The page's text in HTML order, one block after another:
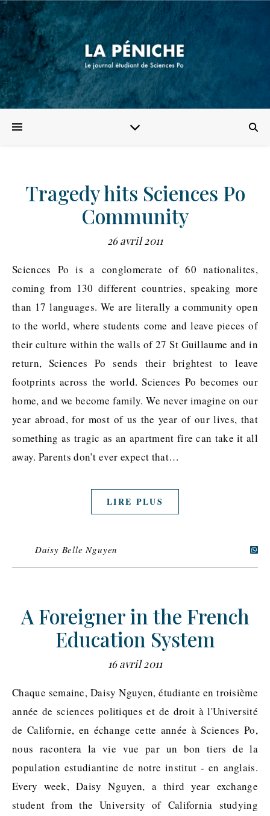
Tragedy hits Sciences Po
Community
26 avril 2011
Sciences Po is a conglomerate of 60 nationalites,
coming from 130 different countries, speaking more
than 17 languages. We are literally a community open
to the world, where students come and leave pieces of
their culture within the walls of 27 St Guillaume and in
return, Sciences Po sends their brightest to leave
footprints across the world. Sciences Po becomes our
home, and we become family. We never imagine on our
year abroad, for most of us the year of our lives, that
something as tragic as an apartment fire can take it all
away. Parents don’t ever expect that…
LIRE PLUS
Daisy Belle Nguyen
A Foreigner in the French
Education System
16 avril 2011
Chaque semaine, Daisy Nguyen, étudiante en troisième
année de sciences politiques et de droit à l'Université
de Californie, en échange cette année à Sciences Po,
nous racontera la vie vue par un bon tiers de la
population estudiantine de notre institut - en anglais.
Every week, Daisy Nguyen, a third year exchange
student from the University of California studying